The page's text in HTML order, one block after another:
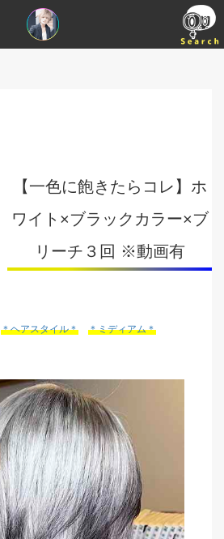
【一色に飽きたらコレ】ホ
ワイト×ブラックカラー×ブ
リーチ３回 ※動画有
＊ヘアスタイル＊ ＊ミディアム＊